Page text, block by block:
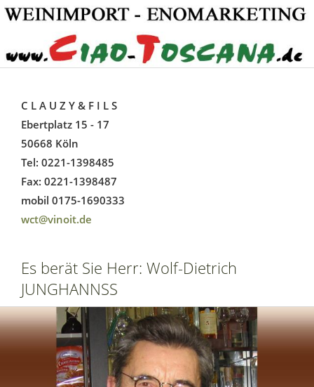
C L A U Z Y & F I L S
Ebertplatz 15 - 17
50668 Köln
Tel: 0221-1398485
Fax: 0221-1398487
mobil 0175-1690333
wct@vinoit.de
Es berät Sie Herr: Wolf-Dietrich
JUNGHANNSS